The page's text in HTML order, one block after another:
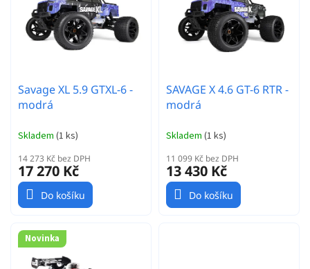
ů
Savage XL 5.9 GTXL-6 -
modrá
Skladem (1 ks)
14 273 Kč bez DPH
17 270 Kč
Do košíku
SAVAGE X 4.6 GT-6 RTR -
modrá
Skladem (1 ks)
11 099 Kč bez DPH
13 430 Kč
Do košíku
Novinka